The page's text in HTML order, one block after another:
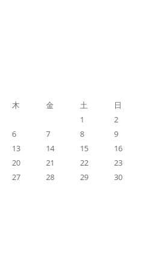
木 金 土
日
1
2
6 7 8
9
13 14 15
16
20 21 22
23
27 28 29
30